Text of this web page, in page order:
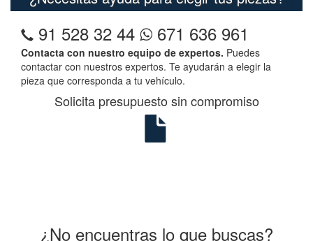
91 528 32 44 671 636 961
Contacta con nuestro equipo de expertos. Puedes
contactar con nuestros expertos. Te ayudarán a elegir la
pieza que corresponda a tu vehículo.
Solicita presupuesto sin compromiso
¿No encuentras lo que buscas?